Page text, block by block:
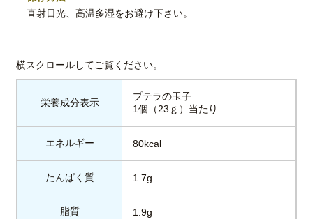
直射日光、高温多湿をお避け下さい。
栄養成分表示
プテラの玉子
1個（23ｇ）当たり
エネルギー 80kcal
たんぱく質 1.7g
脂質 1.9g